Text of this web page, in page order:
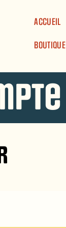
ACCUEIL
BOUTIQUE